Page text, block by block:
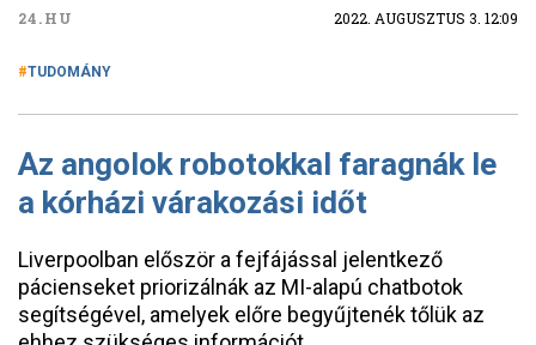
24.HU 2022. AUGUSZTUS 3. 12:09
TUDOMÁNY
Az angolok robotokkal faragnák le
a kórházi várakozási időt
Liverpoolban először a fejfájással jelentkező
pácienseket priorizálnák az MI-alapú chatbotok
segítségével, amelyek előre begyűjtenék tőlük az